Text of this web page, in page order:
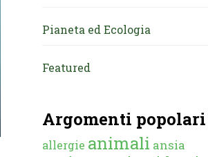
Pianeta ed Ecologia
Featured
Argomenti popolari
allergie animali ansia